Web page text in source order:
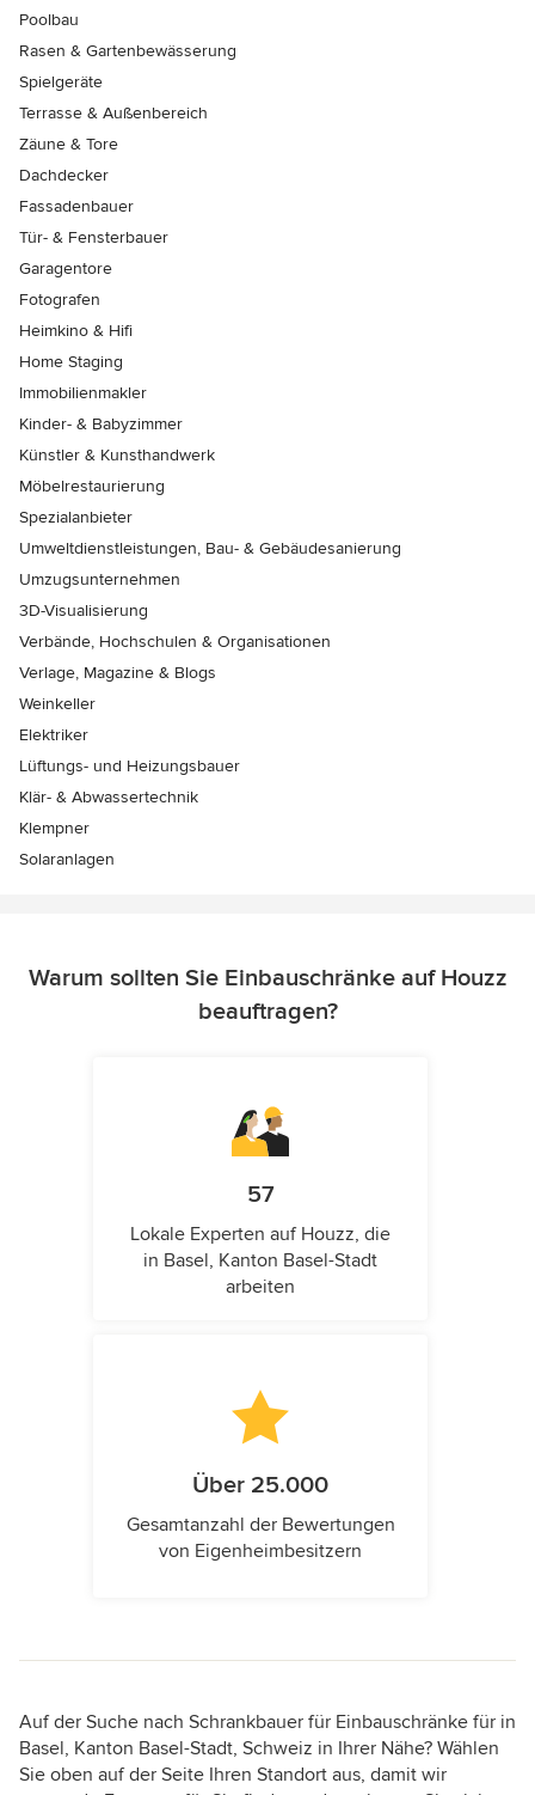
Poolbau
Rasen & Gartenbewässerung
Spielgeräte
Terrasse & Außenbereich
Zäune & Tore
Dachdecker
Fassadenbauer
Tür- & Fensterbauer
Garagentore
Fotografen
Heimkino & Hifi
Home Staging
Immobilienmakler
Kinder- & Babyzimmer
Künstler & Kunsthandwerk
Möbelrestaurierung
Spezialanbieter
Umweltdienstleistungen, Bau- & Gebäudesanierung
Umzugsunternehmen
3D-Visualisierung
Verbände, Hochschulen & Organisationen
Verlage, Magazine & Blogs
Weinkeller
Elektriker
Lüftungs- und Heizungsbauer
Klär- & Abwassertechnik
Klempner
Solaranlagen
Warum sollten Sie Einbauschränke auf Houzz
beauftragen?
57
Lokale Experten auf Houzz, die
in Basel, Kanton Basel-Stadt
arbeiten
Über 25.000
Gesamtanzahl der Bewertungen
von Eigenheimbesitzern
Auf der Suche nach Schrankbauer für Einbauschränke für in
Basel, Kanton Basel-Stadt, Schweiz in Ihrer Nähe? Wählen
Sie oben auf der Seite Ihren Standort aus, damit wir